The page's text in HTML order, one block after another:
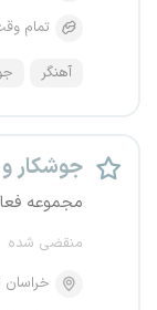
تمام
آهنگر
جوشکار
مجموعه
منقضی شده
خراسان